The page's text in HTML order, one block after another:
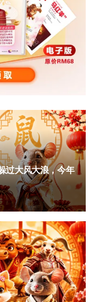
过大风大浪，今年